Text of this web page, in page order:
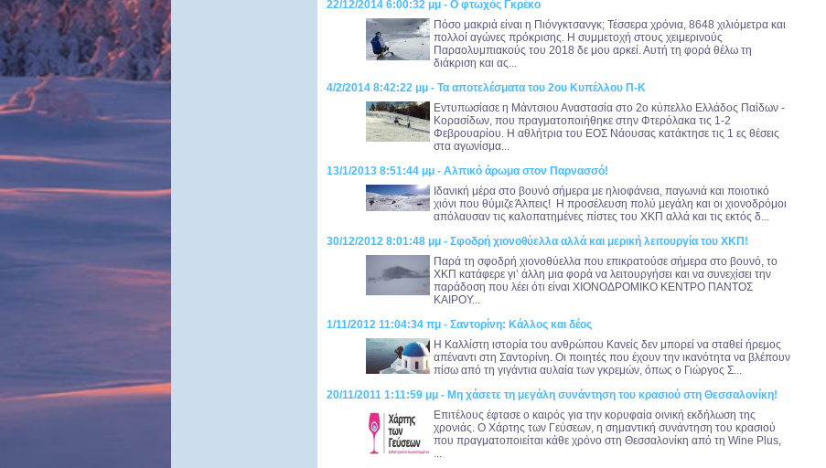
22/12/2014 6:00:32 μμ - Ο φτωχός Γκρέκο
Πόσο μακριά είναι η Πιόνγκτσανγκ; Τέσσερα χρόνια, 8648 χιλιόμετρα και
πολλοί αγώνες πρόκρισης. Η συμμετοχή στους χειμερινούς
Παραολυμπιακούς του 2018 δε μου αρκεί. Αυτή τη φορά θέλω τη
διάκριση και ας...
4/2/2014 8:42:22 μμ - Τα αποτελέσματα του 2ου Κυπέλλου Π-Κ
Εντυπωσίασε η Μάντσιου Αναστασία στο 2ο κύπελλο Ελλάδος Παίδων -
Κορασίδων, που πραγματοποιήθηκε στην Φτερόλακα τις 1-2
Φεβρουαρίου. Η αθλήτρια του ΕΟΣ Νάουσας κατάκτησε τις 1 ες θέσεις
στα αγωνίσμα...
13/1/2013 8:51:44 μμ - Αλπικό άρωμα στον Παρνασσό!
Ιδανική μέρα στο βουνό σήμερα με ηλιοφάνεια, παγωνιά και ποιοτικό
χιόνι που θύμιζε Άλπεις! Η προσέλευση πολύ μεγάλη και οι χιονοδρόμοι
απόλαυσαν τις καλοπατημένες πίστες του ΧΚΠ αλλά και τις εκτός δ...
30/12/2012 8:01:48 μμ - Σφοδρή χιονοθύελλα αλλά και μερική λειτουργία του ΧΚΠ!
Παρά τη σφοδρή χιονοθύελλα που επικρατούσε σήμερα στο βουνό, το
ΧΚΠ κατάφερε γι’ άλλη μια φορά να λειτουργήσει και να συνεχίσει την
παράδοση που λέει ότι είναι ΧΙΟΝΟΔΡΟΜΙΚΟ ΚΕΝΤΡΟ ΠΑΝΤΟΣ
ΚΑΙΡΟΥ...
1/11/2012 11:04:34 πμ - Σαντορίνη: Κάλλος και δέος
Η Καλλίστη ιστορία του ανθρώπου Κανείς δεν μπορεί να σταθεί ήρεμος
απέναντι στη Σαντορίνη. Οι ποιητές που έχουν την ικανότητα να βλέπουν
πίσω από τη γιγάντια αυλαία των γκρεμών, όπως ο Γιώργος Σ...
20/11/2011 1:11:59 μμ - Μη χάσετε τη μεγάλη συνάντηση του κρασιού στη Θεσσαλονίκη!
Επιτέλους έφτασε ο καιρός για την κορυφαία οινική εκδήλωση της
χρονιάς. Ο Χάρτης των Γεύσεων, η σημαντική συνάντηση του κρασιού
που πραγματοποιείται κάθε χρόνο στη Θεσσαλονίκη από τη Wine Plus,
...